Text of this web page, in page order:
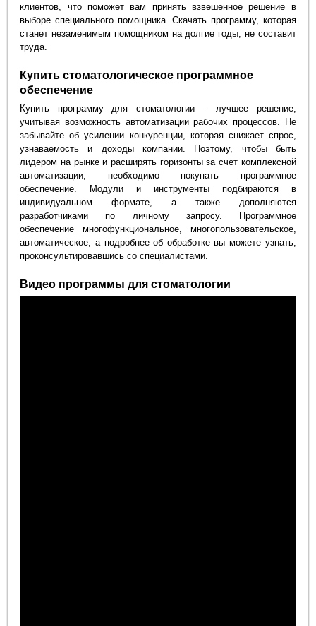
клиентов, что поможет вам принять взвешенное решение в
выборе специального помощника. Скачать программу, которая
станет незаменимым помощником на долгие годы, не составит
труда.
Купить стоматологическое программное
обеспечение
Купить программу для стоматологии – лучшее решение,
учитывая возможность автоматизации рабочих процессов. Не
забывайте об усилении конкуренции, которая снижает спрос,
узнаваемость и доходы компании. Поэтому, чтобы быть
лидером на рынке и расширять горизонты за счет комплексной
автоматизации, необходимо покупать программное
обеспечение. Модули и инструменты подбираются в
индивидуальном формате, а также дополняются
разработчиками по личному запросу. Программное
обеспечение многофункциональное, многопользовательское,
автоматическое, а подробнее об обработке вы можете узнать,
проконсультировавшись со специалистами.
Видео программы для стоматологии